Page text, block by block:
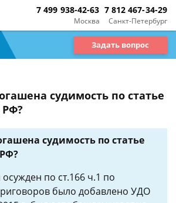
Москва
7 499 938-42-63
Санкт-Петербург
7 812 467-34-29
Задать вопрос
судимость по статье
РФ?
судимость по статье
по ст.166 ч.1 по
было добавлено УДО